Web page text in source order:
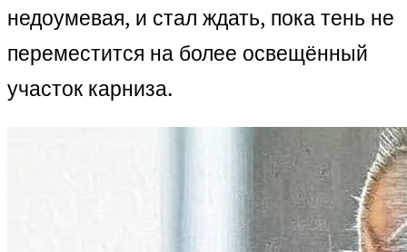
недоумевая, и стал ждать, пока тень не
переместится на более освещённый
участок карниза.